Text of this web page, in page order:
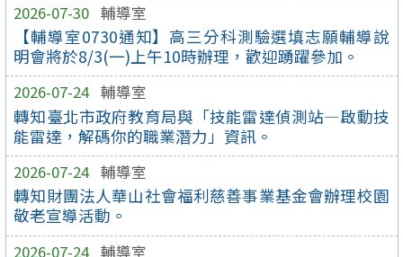
2026-07-30 輔導室
【輔導室0730通知】高三分科測驗選填志願輔導說
明會將於8/3(一)上午10時辦理，歡迎踴躍參加。
2026-07-24 輔導室
轉知臺北市政府教育局與「技能雷達偵測站—啟動技
能雷達，解碼你的職業潛力」資訊。
2026-07-24 輔導室
轉知財團法人華山社會福利慈善事業基金會辦理校園
敬老宣導活動。
2026-07-24 輔導室